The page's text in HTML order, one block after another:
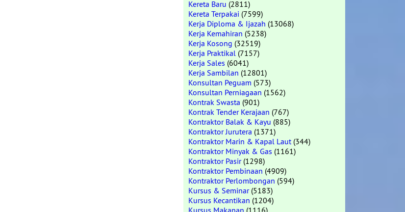
Kereta Baru (2811)
Kereta Terpakai (7599)
Kerja Diploma & Ijazah (13068)
Kerja Kemahiran (5238)
Kerja Kosong (32519)
Kerja Praktikal (7157)
Kerja Sales (6041)
Kerja Sambilan (12801)
Konsultan Peguam (573)
Konsultan Perniagaan (1562)
Kontrak Swasta (901)
Kontrak Tender Kerajaan (767)
Kontraktor Balak & Kayu (885)
Kontraktor Jurutera (1371)
Kontraktor Marin & Kapal Laut(344)
Kontraktor Minyak & Gas (1161)
Kontraktor Pasir(1298)
Kontraktor Pembinaan (4909)
Kontraktor Perlombongan (594)
Kursus & Seminar(5183)
Kursus Kecantikan (1204)
Kursus Makanan (1116)